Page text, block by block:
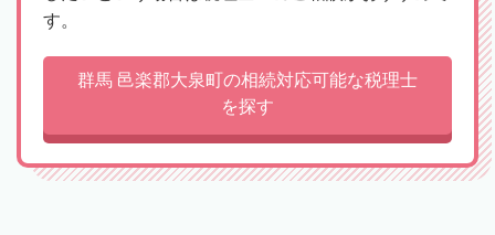
す。
群馬 邑楽郡大泉町の相続対応可能な税理士
を探す